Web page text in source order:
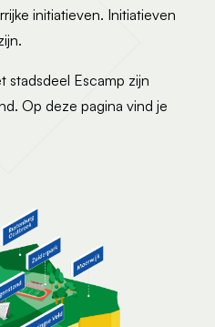
initiatieven. Initiatieven
stadsdeel Escamp zijn
Op deze pagina vind je